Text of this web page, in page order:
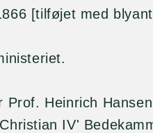
[tilføjet med
Prof. Heinrich
IV'